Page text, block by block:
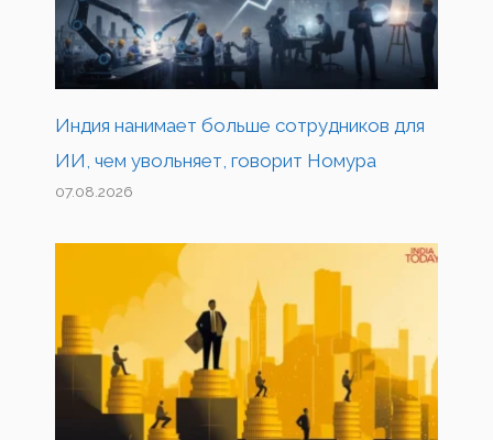
Индия нанимает больше сотрудников для
ИИ, чем увольняет, говорит Номура
07.08.2026